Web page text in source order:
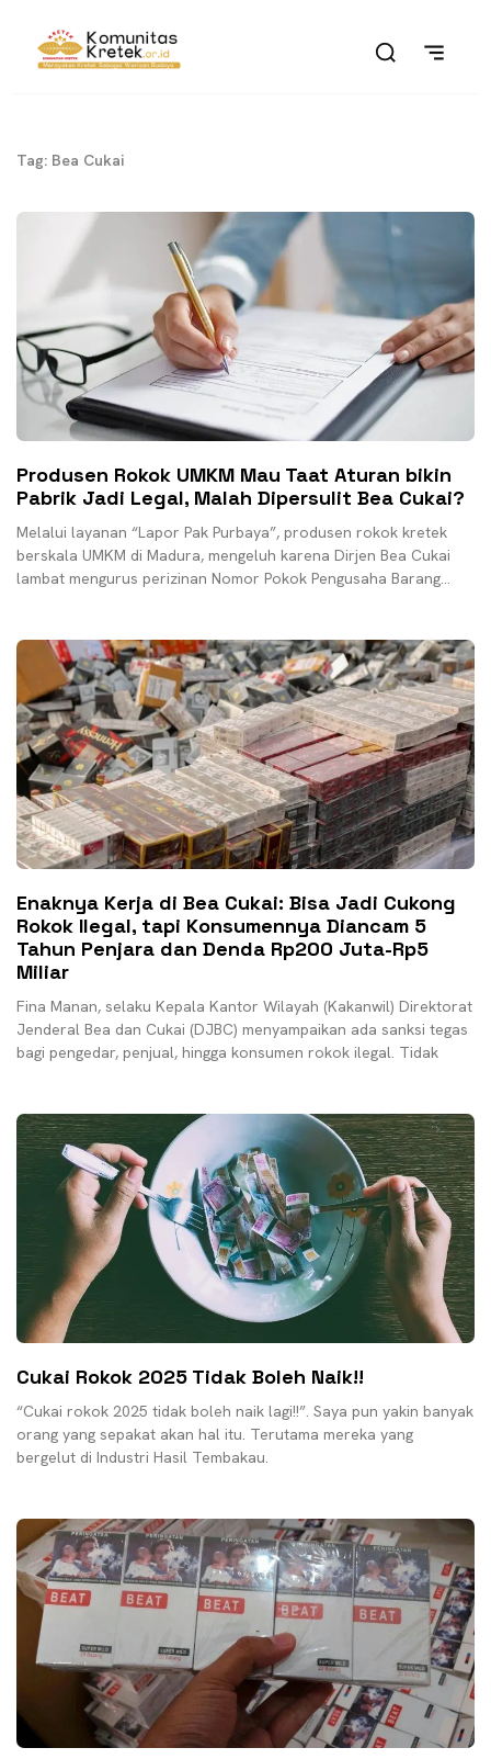
Tag: Bea Cukai
Produsen Rokok UMKM Mau Taat Aturan bikin
Pabrik Jadi Legal, Malah Dipersulit Bea Cukai?
Melalui layanan “Lapor Pak Purbaya”, produsen rokok kretek
berskala UMKM di Madura, mengeluh karena Dirjen Bea Cukai
lambat mengurus perizinan Nomor Pokok Pengusaha Barang
Enaknya Kerja di Bea Cukai: Bisa Jadi Cukong
Rokok Ilegal, tapi Konsumennya Diancam 5
Tahun Penjara dan Denda Rp200 Juta-Rp5
Miliar
Fina Manan, selaku Kepala Kantor Wilayah (Kakanwil) Direktorat
Jenderal Bea dan Cukai (DJBC) menyampaikan ada sanksi tegas
bagi pengedar, penjual, hingga konsumen rokok ilegal. Tidak
Cukai Rokok 2025 Tidak Boleh Naik!!
“Cukai rokok 2025 tidak boleh naik lagi!!”. Saya pun yakin banyak
orang yang sepakat akan hal itu. Terutama mereka yang
bergelut di Industri Hasil Tembakau.